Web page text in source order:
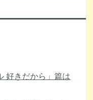
好きだから」篇は